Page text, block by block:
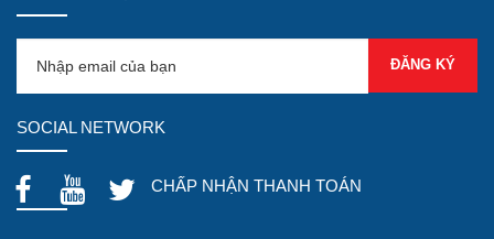
SOCIAL NETWORK
CHẤP NHẬN THANH TOÁN